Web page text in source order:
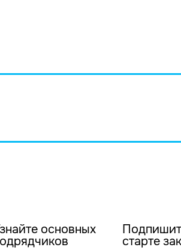
основных
старте